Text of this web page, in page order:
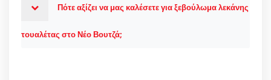
Πότε αξίζει να μας καλέσετε για ξεβούλωμα λεκάνης
τουαλέτας στο Νέο Βουτζά;